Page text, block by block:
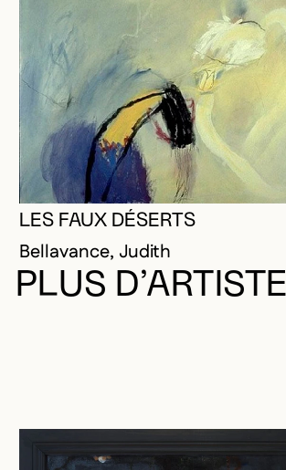
LES FAUX DÉSERTS
Bellavance, Judith
PLUS